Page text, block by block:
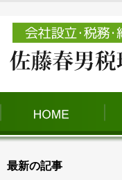
最新の記事